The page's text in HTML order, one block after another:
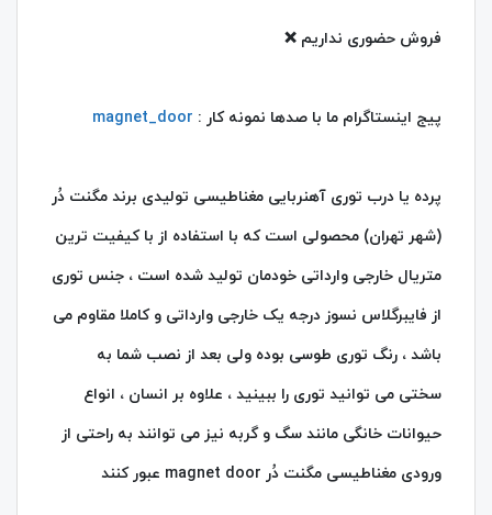
فروش حضوری نداریم ❌️
پیج اینستاگرام ما با صدها نمونه کار : magnet_door
پرده یا درب توری آهنربایی مغناطیسی تولیدی برند مگنت دُر
(شهر تهران) محصولی است که با استفاده از با کیفیت ترین
متریال خارجی وارداتی خودمان تولید شده است ، جنس توری
از فایبرگلاس نسوز درجه یک خارجی وارداتی و کاملا مقاوم می
باشد ، رنگ توری طوسی بوده ولی بعد از نصب شما به
سختی می توانید توری را ببینید ، علاوه بر انسان ، انواع
حیوانات خانگی مانند سگ و گربه نیز می توانند به راحتی از
ورودی مغناطیسی مگنت دُر magnet door عبور کنند